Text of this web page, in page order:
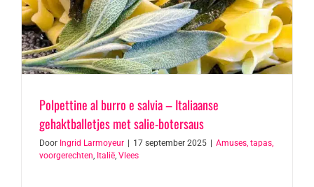
Polpettine al burro e salvia – Italiaanse
gehaktballetjes met salie-botersaus
Door Ingrid Larmoyeur 17 september 2025
Amuses, tapas,
voorgerechten, Italië, Vlees